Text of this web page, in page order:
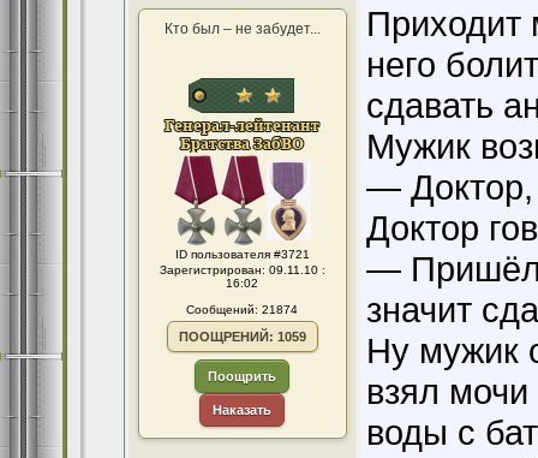
Кто был – не забудет...
ID пользователя #3721
Зарегистрирован: 09.11.10 :
16:02
Сообщений: 21874
ПООЩРЕНИЙ: 1059
Поощрить
Наказать
Приходит
него
сдавать
Мужик
— Доктор,
Доктор
— Пришёл
значит
Ну мужик
взял
воды с